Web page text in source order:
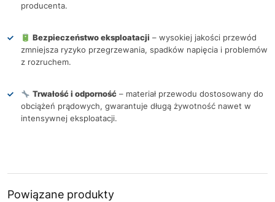
producenta.
Bezpieczeństwo eksploatacji – wysokiej jakości przewód
zmniejsza ryzyko przegrzewania, spadków napięcia i problemów
z rozruchem.
Trwałość i odporność– materiał przewodu dostosowany do
obciążeń prądowych, gwarantuje długą żywotność nawet w
intensywnej eksploatacji.
Powiązane produkty